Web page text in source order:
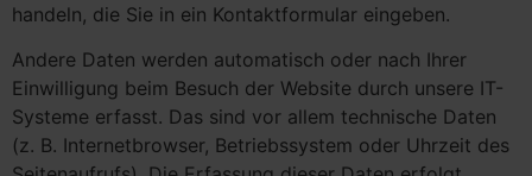
handeln, die Sie in ein Kontaktformular eingeben.
Andere Daten werden automatisch oder nach Ihrer
Einwilligung beim Besuch der Website durch unsere IT-
Systeme erfasst. Das sind vor allem technische Daten
(z. B. Internetbrowser, Betriebssystem oder Uhrzeit des